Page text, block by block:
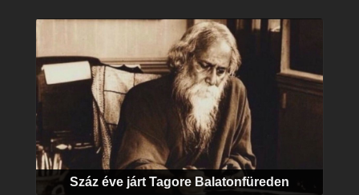
Száz éve járt Tagore Balatonfüreden